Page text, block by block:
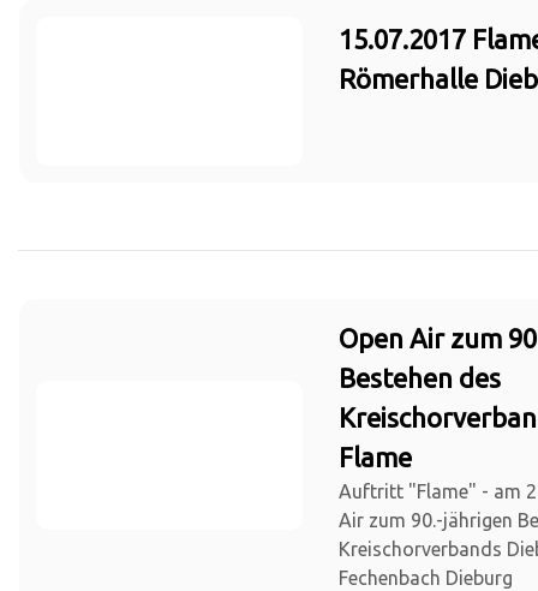
15.07.2017
Römerhalle
Open Air zum
Bestehen des
Flame
Auftritt "Flame" - am
Air zum 90.-jährigen
Kreischorverbands
Fechenbach Dieburg